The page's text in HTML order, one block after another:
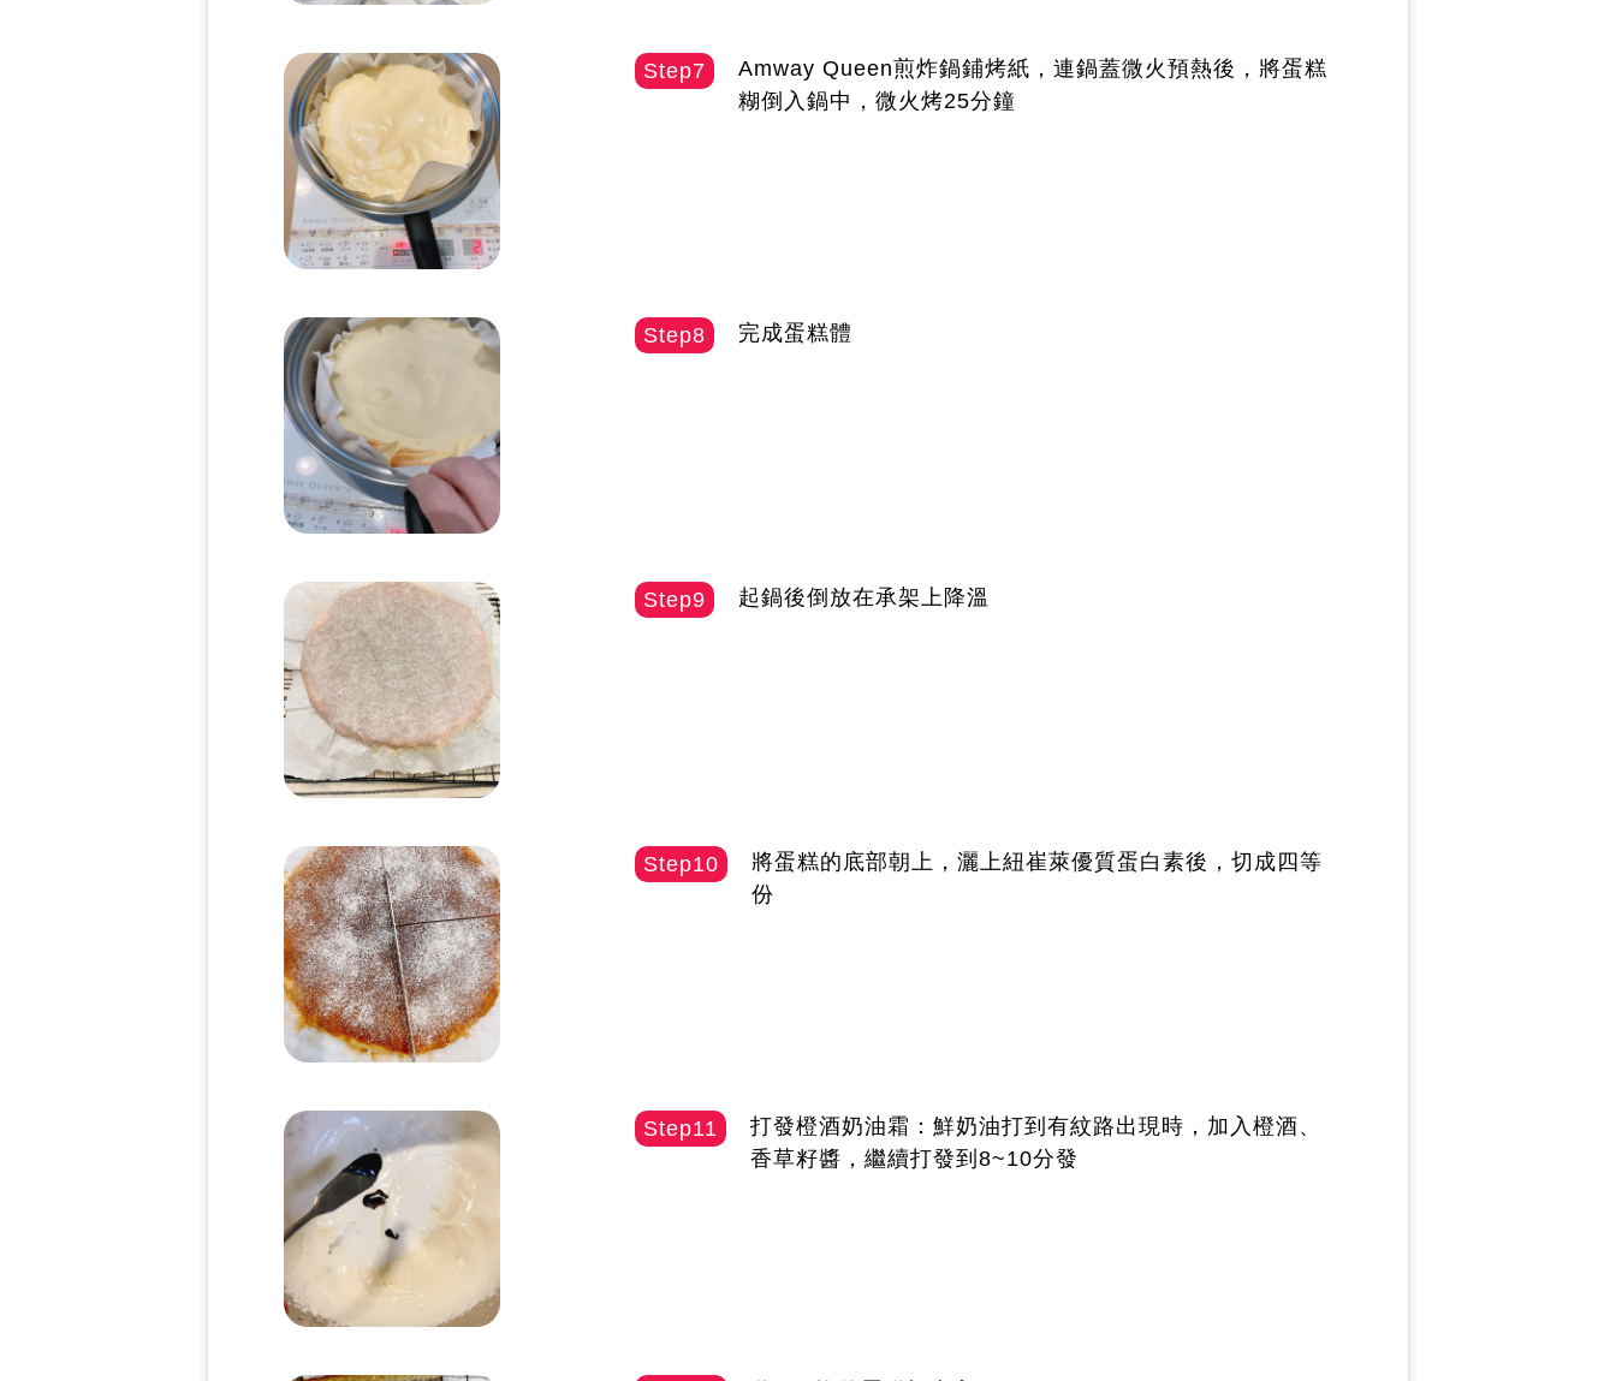
Step7
Amway Queen煎炸鍋鋪烤紙，連鍋蓋微火預熱後，將蛋糕
糊倒入鍋中，微火烤25分鐘
Step8 完成蛋糕體
Step9 起鍋後倒放在承架上降溫
Step10
將蛋糕的底部朝上，灑上紐崔萊優質蛋白素後，切成四等
份
Step11
打發橙酒奶油霜：鮮奶油打到有紋路出現時，加入橙酒、
香草籽醬，繼續打發到8~10分發